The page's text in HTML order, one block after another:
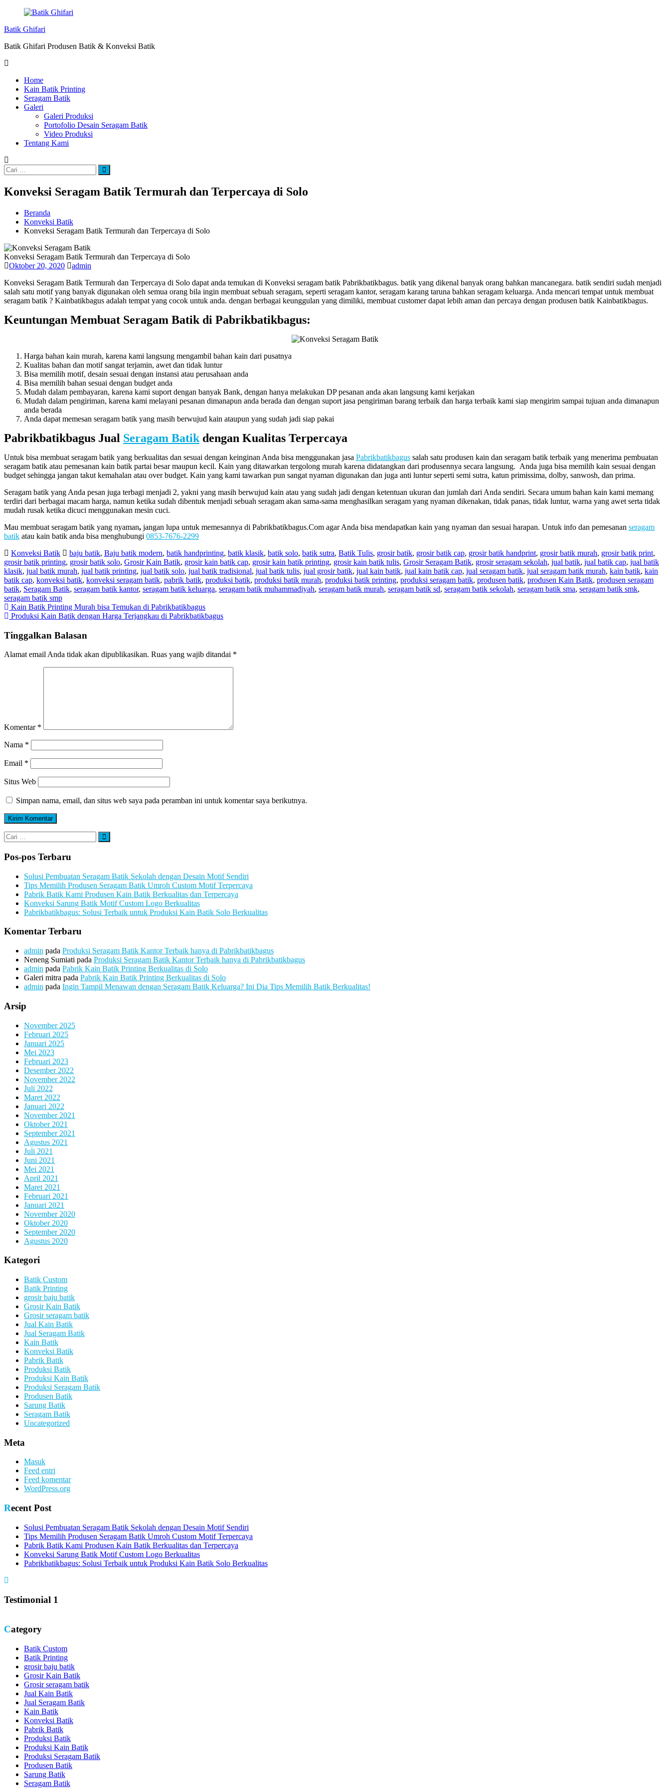
Loncat
konten
Batik Ghifari
Batik Ghifari Produsen Batik & Konveksi Batik
Home
Kain Batik Printing
Seragam Batik
Galeri
Galeri Produksi
Portofolio Desain Seragam Batik
Video Produksi
Tentang Kami
Cari: Cari
Konveksi Seragam Batik Termurah dan Terpercaya di Solo
Beranda
Konveksi Batik
Konveksi Seragam Batik Termurah dan Terpercaya di Solo
Konveksi Seragam Batik Termurah dan Terpercaya di Solo
Oktober 20, 2020
admin
Konveksi Seragam Batik Termurah dan Terpercaya di Solo dapat anda temukan di Konveksi seragam batik Pabrikbatikbagus. batik yang dikenal banyak orang bahkan mancanegara. batik sendiri sudah menjadi
salah satu motif yang banyak digunakan oleh semua orang bila ingin membuat sebuah seragam, seperti seragam kantor, seragam karang taruna bahkan seragam keluarga. Anda mencari tempat untuk membuat
seragam batik ? Kainbatikbagus adalah tempat yang cocok untuk anda. dengan berbagai keunggulan yang dimiliki, membuat customer dapat lebih aman dan percaya dengan produsen batik Kainbatikbagus.
Keuntungan Membuat Seragam Batik di Pabrikbatikbagus:
Harga bahan kain murah, karena kami langsung mengambil bahan kain dari pusatnya
Kualitas bahan dan motif sangat terjamin, awet dan tidak luntur
Bisa memilih motif, desain sesuai dengan instansi atau perusahaan anda
Bisa memilih bahan sesuai dengan budget anda
Mudah dalam pembayaran, karena kami suport dengan banyak Bank, dengan hanya melakukan DP pesanan anda akan langsung kami kerjakan
Mudah dalam pengiriman, karena kami melayani pesanan dimanapun anda berada dan dengan suport jasa pengiriman barang terbaik dan harga terbaik kami siap mengirim sampai tujuan anda dimanapun
anda berada
Anda dapat memesan seragam batik yang masih berwujud kain ataupun yang sudah jadi siap pakai
Pabrikbatikbagus Jual Seragam Batik dengan Kualitas Terpercaya
Untuk bisa membuat seragam batik yang berkualitas dan sesuai dengan keinginan Anda bisa menggunakan jasa Pabrikbatikbagus salah satu produsen kain dan seragam batik terbaik yang menerima pembuatan
seragam batik atau pemesanan kain batik partai besar maupun kecil. Kain yang ditawarkan tergolong murah karena didatangkan dari produsennya secara langsung. Anda juga bisa memilih kain sesuai dengan
budget sehingga jangan takut kemahalan atau over budget. Kain yang kami tawarkan pun sangat nyaman digunakan dan juga anti luntur seperti semi sutra, katun primissima, dolby, sanwosh, dan prima.
Seragam batik yang Anda pesan juga terbagi menjadi 2, yakni yang masih berwujud kain atau yang sudah jadi dengan ketentuan ukuran dan jumlah dari Anda sendiri. Secara umum bahan kain kami memang
terdiri dari berbagai macam harga, namun ketika sudah dibentuk menjadi sebuah seragam akan sama-sama menghasilkan seragam yang nyaman dikenakan, tidak panas, tidak luntur, warna yang awet serta tidak
mudah rusak ketika dicuci menggunakan mesin cuci.
Mau membuat seragam batik yang nyaman, jangan lupa untuk memesannya di Pabrikbatikbagus.Com agar Anda bisa mendapatkan kain yang nyaman dan sesuai harapan. Untuk info dan pemesanan seragam
batik atau kain batik anda bisa menghubungi 0853-7676-2299
Konveksi Batik
baju batik, Baju batik modern, batik handprinting, batik klasik, batik solo, batik sutra, Batik Tulis, grosir batik, grosir batik cap, grosir batik handprint, grosir batik murah, grosir batik print,
grosir batik printing, grosir batik solo, Grosir Kain Batik, grosir kain batik cap, grosir kain batik printing, grosir kain batik tulis, Grosir Seragam Batik, grosir seragam sekolah, jual batik, jual batik cap, jual batik
klasik, jual batik murah, jual batik printing, jual batik solo, jual batik tradisional, jual batik tulis, jual grosir batik, jual kain batik, jual kain batik cap, jual seragam batik, jual seragam batik murah, kain batik, kain
batik cap, konveksi batik, konveksi seragam batik, pabrik batik, produksi batik, produksi batik murah, produksi batik printing, produksi seragam batik, produsen batik, produsen Kain Batik, produsen seragam
batik, Seragam Batik, seragam batik kantor, seragam batik keluarga, seragam batik muhammadiyah, seragam batik murah, seragam batik sd, seragam batik sekolah, seragam batik sma, seragam batik smk,
seragam batik smp
Navigasi
pos
Kain Batik Printing Murah bisa Temukan di Pabrikbatikbagus
Produksi Kain Batik dengan Harga Terjangkau di Pabrikbatikbagus
Tinggalkan Balasan
Alamat email Anda tidak akan dipublikasikan. Ruas yang wajib ditandai *
Komentar *
Nama *
Email *
Situs Web
Simpan nama, email, dan situs web saya pada peramban ini untuk komentar saya berikutnya.
Cari: Cari
Pos-pos Terbaru
Solusi Pembuatan Seragam Batik Sekolah dengan Desain Motif Sendiri
Tips Memilih Produsen Seragam Batik Umroh Custom Motif Terpercaya
Pabrik Batik Kami Produsen Kain Batik Berkualitas dan Terpercaya
Konveksi Sarung Batik Motif Custom Logo Berkualitas
Pabrikbatikbagus: Solusi Terbaik untuk Produksi Kain Batik Solo Berkualitas
Komentar Terbaru
admin pada Produksi Seragam Batik Kantor Terbaik hanya di Pabrikbatikbagus
Neneng Sumiati pada Produksi Seragam Batik Kantor Terbaik hanya di Pabrikbatikbagus
admin pada Pabrik Kain Batik Printing Berkualitas di Solo
Galeri mitra pada Pabrik Kain Batik Printing Berkualitas di Solo
admin pada Ingin Tampil Menawan dengan Seragam Batik Keluarga? Ini Dia Tips Memilih Batik Berkualitas!
Arsip
November 2025
Februari 2025
Januari 2025
Mei 2023
Februari 2023
Desember 2022
November 2022
Juli 2022
Maret 2022
Januari 2022
November 2021
Oktober 2021
September 2021
Agustus 2021
Juli 2021
Juni 2021
Mei 2021
April 2021
Maret 2021
Februari 2021
Januari 2021
November 2020
Oktober 2020
September 2020
Agustus 2020
Kategori
Batik Custom
Batik Printing
grosir baju batik
Grosir Kain Batik
Grosir seragam batik
Jual Kain Batik
Jual Seragam Batik
Kain Batik
Konveksi Batik
Pabrik Batik
Produksi Batik
Produksi Kain Batik
Produksi Seragam Batik
Produsen Batik
Sarung Batik
Seragam Batik
Uncategorized
Meta
Masuk
Feed entri
Feed komentar
WordPress.org
Recent Post
Solusi Pembuatan Seragam Batik Sekolah dengan Desain Motif Sendiri
Tips Memilih Produsen Seragam Batik Umroh Custom Motif Terpercaya
Pabrik Batik Kami Produsen Kain Batik Berkualitas dan Terpercaya
Konveksi Sarung Batik Motif Custom Logo Berkualitas
Pabrikbatikbagus: Solusi Terbaik untuk Produksi Kain Batik Solo Berkualitas
Testimonial 1
Category
Batik Custom
Batik Printing
grosir baju batik
Grosir Kain Batik
Grosir seragam batik
Jual Kain Batik
Jual Seragam Batik
Kain Batik
Konveksi Batik
Pabrik Batik
Produksi Batik
Produksi Kain Batik
Produksi Seragam Batik
Produsen Batik
Sarung Batik
Seragam Batik